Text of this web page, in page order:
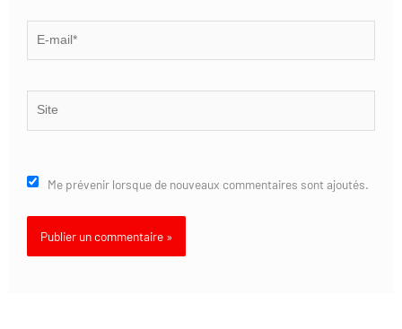
mail*
Me prévenir lorsque de nouveaux commentaires sont ajoutés.